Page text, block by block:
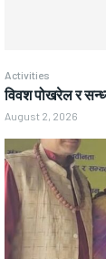
Activities
विवश पोखरेल र
August 2, 2026